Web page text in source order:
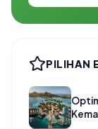
PILIHAN